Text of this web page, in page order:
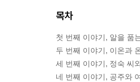
목차
첫 번째 이야기, 알을 품
두 번째 이야기, 이온과
세 번째 이야기, 정숙 씨
네 번째 이야기, 공주와